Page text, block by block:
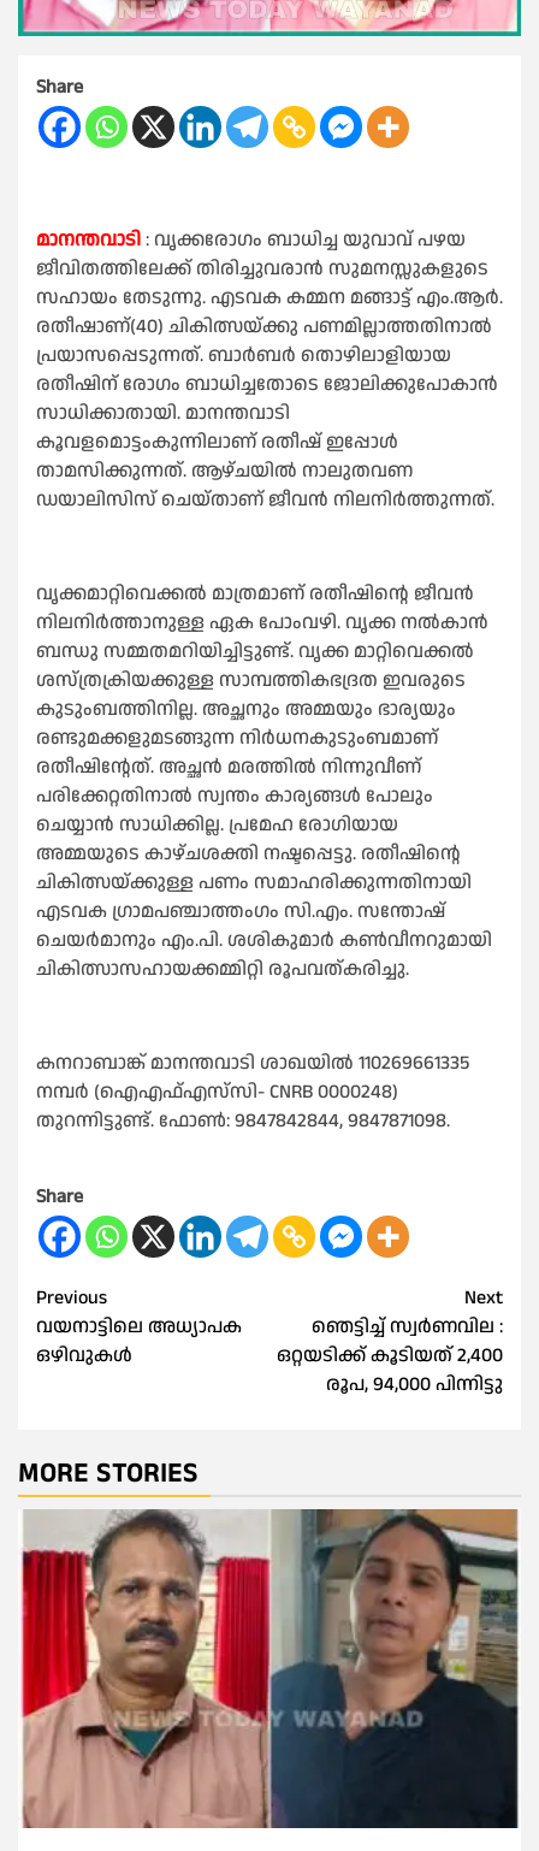
Share
മാനന്തവാടി: വൃക്കരോഗം ബാധിച്ച യുവാവ് പഴയ
ജീവിതത്തിലേക്ക് തിരിച്ചുവരാൻ സുമനസ്സുകളുടെ
സഹായം തേടുന്നു. എടവക കമ്മന മങ്ങാട്ട് എം.ആർ.
രതീഷാണ്(40) ചികിത്സയ്ക്കു പണമില്ലാത്തതിനാൽ
പ്രയാസപ്പെടുന്നത്. ബാർബർ തൊഴിലാളിയായ
രതീഷിന് രോഗം ബാധിച്ചതോടെ ജോലിക്കുപോകാൻ
സാധിക്കാതായി. മാനന്തവാടി
കൂവളമൊട്ടംകുന്നിലാണ് രതീഷ് ഇപ്പോൾ
താമസിക്കുന്നത്. ആഴ്ചയിൽ നാലുതവണ
ഡയാലിസിസ് ചെയ്താണ് ജീവൻ നിലനിർത്തുന്നത്.
വൃക്കമാറ്റിവെക്കൽ മാത്രമാണ് രതീഷിന്റെ ജീവൻ
നിലനിർത്താനുള്ള ഏക പോംവഴി. വൃക്ക നൽകാൻ
ബന്ധു സമ്മതമറിയിച്ചിട്ടുണ്ട്. വൃക്ക മാറ്റിവെക്കൽ
ശസ്ത്രക്രിയക്കുള്ള സാമ്പത്തികഭദ്രത ഇവരുടെ
കുടുംബത്തിനില്ല. അച്ഛനും അമ്മയും ഭാര്യയും
രണ്ടുമക്കളുമടങ്ങുന്ന നിർധനകുടുംബമാണ്
രതീഷിന്റേത്. അച്ഛൻ മരത്തിൽ നിന്നുവീണ്
പരിക്കേറ്റതിനാൽ സ്വന്തം കാര്യങ്ങൾ പോലും
ചെയ്യാൻ സാധിക്കില്ല. പ്രമേഹ രോഗിയായ
അമ്മയുടെ കാഴ്ചശക്തി നഷ്ടപ്പെട്ടു. രതീഷിന്റെ
ചികിത്സയ്ക്കുള്ള പണം സമാഹരിക്കുന്നതിനായി
എടവക ഗ്രാമപഞ്ചാത്തംഗം സി.എം. സന്തോഷ്
ചെയർമാനും എം.പി. ശശികുമാർ കൺവീനറുമായി
ചികിത്സാസഹായക്കമ്മിറ്റി രൂപവത്കരിച്ചു.
കനറാബാങ്ക് മാനന്തവാടി ശാഖയിൽ 110269661335
നമ്പർ (ഐഎഫ്എസ്‌സി- CNRB 0000248)
തുറന്നിട്ടുണ്ട്. ഫോൺ: 9847842844, 9847871098.
Share
Post
navigation
Previous
വയനാട്ടിലെ അധ്യാപക
ഒഴിവുകൾ
Next
ഞെട്ടിച്ച് സ്വർണവില :
ഒറ്റയടിക്ക് കൂടിയത് 2,400
രൂപ, 94,000 പിന്നിട്ടു
MORE STORIES